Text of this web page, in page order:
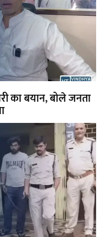
का बयान, बोले जनता